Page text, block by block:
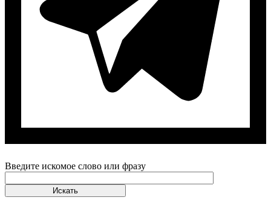
Введите искомое слово или фразу